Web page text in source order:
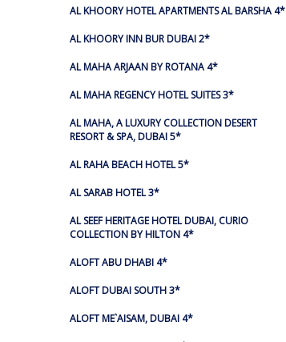
AL KHOORY HOTEL APARTMENTS AL BARSHA 4*
AL KHOORY INN BUR DUBAI 2*
AL MAHA ARJAAN BY ROTANA 4*
AL MAHA REGENCY HOTEL SUITES 3*
AL MAHA, A LUXURY COLLECTION DESERT
RESORT & SPA, DUBAI 5*
AL RAHA BEACH HOTEL 5*
AL SARAB HOTEL 3*
AL SEEF HERITAGE HOTEL DUBAI, CURIO
COLLECTION BY HILTON 4*
ALOFT ABU DHABI 4*
ALOFT DUBAI SOUTH 3*
ALOFT ME`AISAM, DUBAI 4*